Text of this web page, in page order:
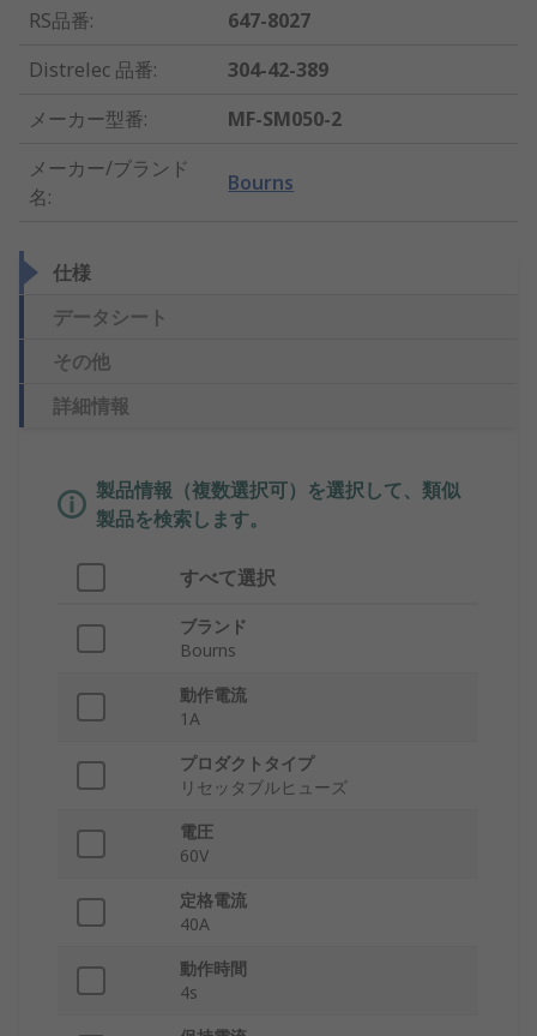
RS品番:
647-8027
Distrelec 品番:
304-42-389
メーカー型番:
MF-SM050-2
メーカー/ブランド
名:
Bourns
仕様
データシート
その他
詳細情報
製品情報（複数選択可）を選択して、類似
製品を検索します。
すべて選択
ブランド
Bourns
動作電流
1A
プロダクトタイプ
リセッタブルヒューズ
電圧
60V
定格電流
40A
動作時間
4s